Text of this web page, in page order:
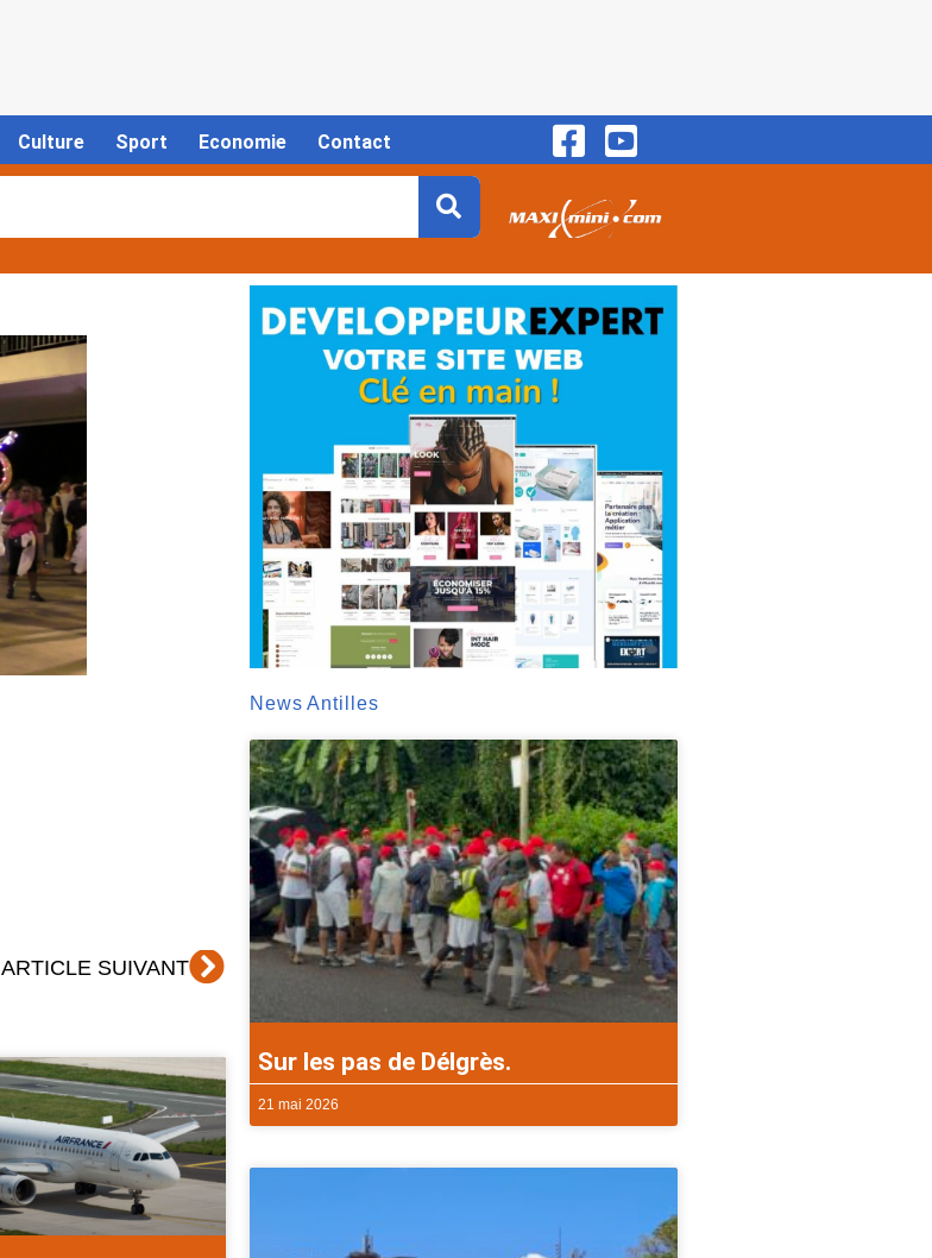
Culture Sport Economie Contact
ARTICLE SUIVANTSuivant
News Antilles
Sur les pas de Délgrès.
21 mai 2026